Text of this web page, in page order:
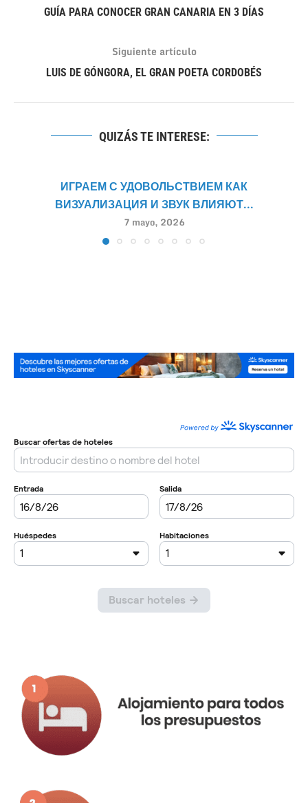
GUÍA PARA CONOCER GRAN CANARIA EN 3 DÍAS
Siguiente artículo
LUIS DE GÓNGORA, EL GRAN POETA CORDOBÉS
QUIZÁS TE INTERESE:
ИГРАЕМ С УДОВОЛЬСТВИЕМ КАК
ВИЗУАЛИЗАЦИЯ И ЗВУК ВЛИЯЮТ...
7 mayo, 2026